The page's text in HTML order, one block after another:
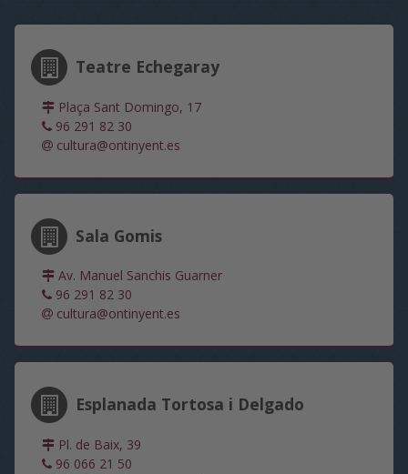
Teatre Echegaray
Plaça Sant Domingo, 17
96 291 82 30
cultura@ontinyent.es
Sala Gomis
Av. Manuel Sanchis Guarner
96 291 82 30
cultura@ontinyent.es
Esplanada Tortosa i Delgado
Pl. de Baix, 39
96 066 21 50